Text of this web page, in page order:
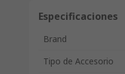
Especificaciones
Brand
Tipo de Accesorio